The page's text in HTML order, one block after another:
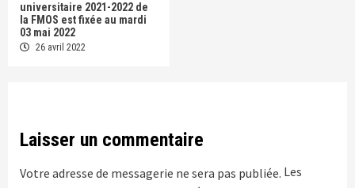
universitaire 2021-2022 de
la FMOS est fixée au mardi
03 mai 2022
26 avril 2022
Laisser un commentaire
Votre adresse de messagerie ne sera pas publiée. Les